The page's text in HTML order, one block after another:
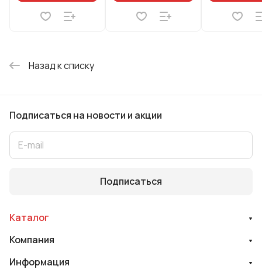
Назад к списку
Подписаться на новости и акции
Подписаться
Каталог
Компания
Информация